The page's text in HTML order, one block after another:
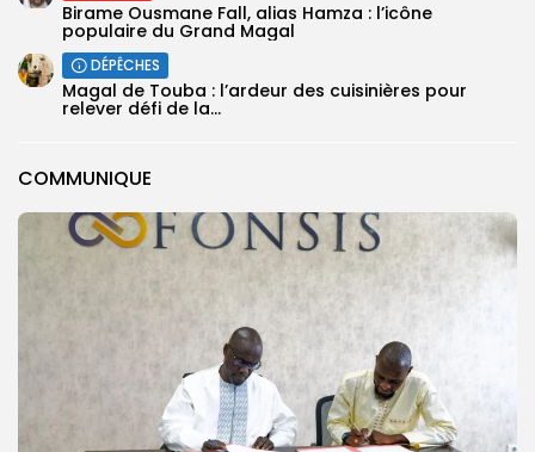
COMMUNIQUE
Birame Ousmane Fall, alias Hamza : l’icône
populaire du Grand Magal
DÉPÊCHES
Magal de Touba : l’ardeur des cuisinières pour
relever défi de la...